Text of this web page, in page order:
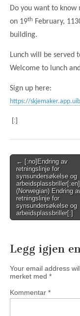
Do you want to know
on 19th February,
building.
Lunch will be served
Welcome to lunch
Sign up here:
https://
[:]
Post
navigation
← [:no]Endring av
retningslinje for
synsundersøkelse og
arbeidsplassbriller[:en]
(Norwegian) Endring
retningslinje for
synsundersøkelse og
arbeidsplassbriller[:]
Legg igjen
Your email address
merket med *
Kommentar *